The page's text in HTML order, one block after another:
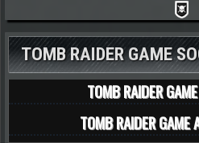
TOMB RAIDER GAME
TOMB RAIDER
TOMB RAIDER GAME